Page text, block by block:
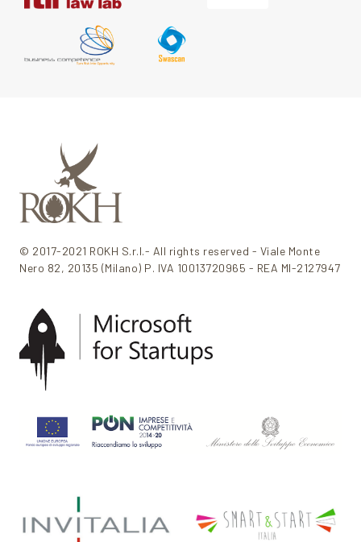
© 2017-2021 ROKH S.r.l.- All rights reserved - Viale Monte
Nero 82, 20135 (Milano) P. IVA 10013720965 - REA MI-2127947